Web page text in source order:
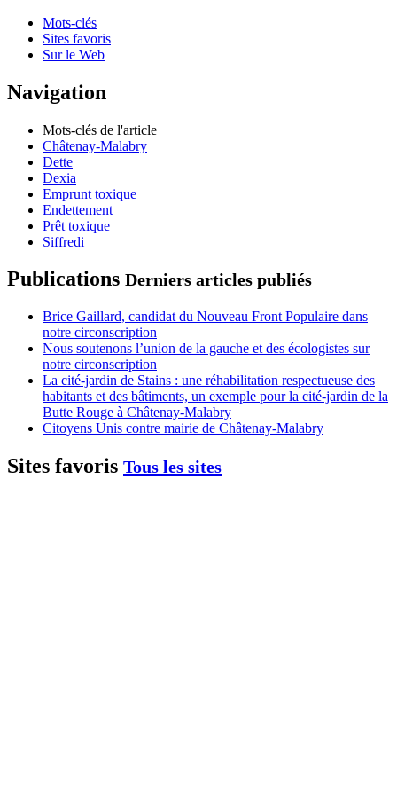
Mots-clés
Sites favoris
Sur le Web
Navigation
Mots-clés de l'article
Châtenay-Malabry
Dette
Dexia
Emprunt toxique
Endettement
Prêt toxique
Siffredi
Publications Derniers articles publiés
Brice Gaillard, candidat du Nouveau Front Populaire dans
notre circonscription
Nous soutenons l’union de la gauche et des écologistes sur
notre circonscription
La cité-jardin de Stains : une réhabilitation respectueuse des
habitants et des bâtiments, un exemple pour la cité-jardin de la
Butte Rouge à Châtenay-Malabry
Citoyens Unis contre mairie de Châtenay-Malabry
Sites favoris Tous les sites